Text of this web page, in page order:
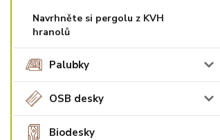
Navrhněte si pergolu z KVH
hranolů
Palubky
OSB desky
Biodesky